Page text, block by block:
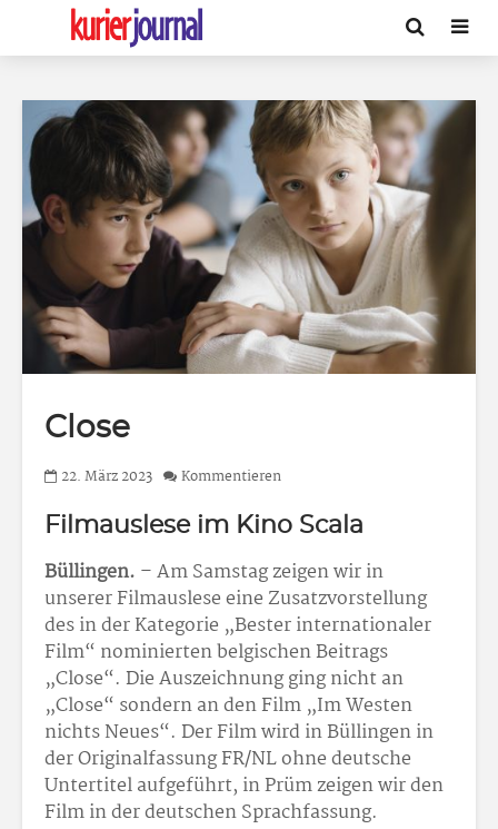
Close
22. März 2023 Kommentieren
Filmauslese im Kino Scala
Büllingen. – Am Samstag zeigen wir in
unserer Filmauslese eine Zusatzvorstellung
des in der Kategorie „Bester internationaler
Film“ nominierten belgischen Beitrags
„Close“. Die Auszeichnung ging nicht an
„Close“ sondern an den Film „Im Westen
nichts Neues“. Der Film wird in Büllingen in
der Originalfassung FR/NL ohne deutsche
Untertitel aufgeführt, in Prüm zeigen wir den
Film in der deutschen Sprachfassung.